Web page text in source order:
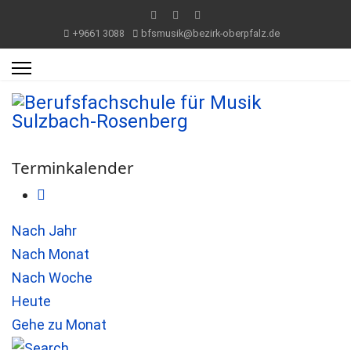
+9661 3088 bfsmusik@bezirk-oberpfalz.de
Terminkalender
Nach Jahr
Nach Monat
Nach Woche
Heute
Gehe zu Monat